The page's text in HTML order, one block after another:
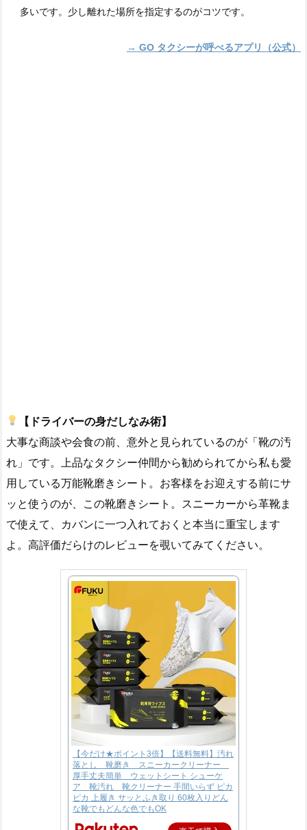
多いです。少し離れた場所を指定するのがコツです。
→ GO タクシーが呼べるアプリ（公式）
【ドライバーの身だしなみ術】
大事な商談や会食の前、意外と見られているのが「靴の汚
れ」です。上品なタクシー仲間から勧められてから私も愛
用している万能靴磨きシート。お客様をお迎えする前にサ
ッと使うのが、この靴磨きシート。スニーカーから革靴ま
で使えて、カバンに一つ入れておくと本当に重宝します
よ。高評価だらけのレビューを覗いてみてください。
【今だけ★ポイント3倍】【送料無料】汚れ
落とし 靴磨き スニーカークリーナー
厚手丈夫簡単 ウェットシート シューケ
ア 靴汚れ 靴クリーナー 手間いらず ピカ
ピカ 上履き サッとふき取り 60枚入りどん
な靴でもどんな色でもOK